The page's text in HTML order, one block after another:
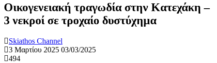
Οικογενειακή τραγωδία στην Κατεχάκη –
3 νεκροί σε τροχαίο δυστύχημα
Skiathos Channel
3 Μαρτίου 2025 03/03/2025
494